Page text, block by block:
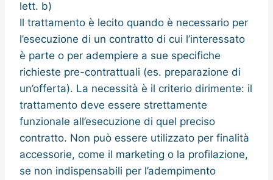
lett. b)
Il trattamento è lecito quando è necessario per
l’esecuzione di un contratto di cui l’interessato
è parte o per adempiere a sue specifiche
richieste pre-contrattuali (es. preparazione di
un’offerta). La necessità è il criterio dirimente: il
trattamento deve essere strettamente
funzionale all’esecuzione di quel preciso
contratto. Non può essere utilizzato per finalità
accessorie, come il marketing o la profilazione,
se non indispensabili per l’adempimento